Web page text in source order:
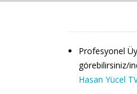
Profesyonel
görebilirsiniz/
Hasan Yücel